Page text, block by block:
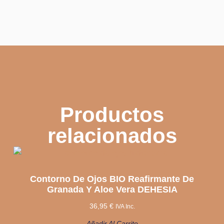
Productos
relacionados
Contorno De Ojos BIO Reafirmante De
Granada Y Aloe Vera DEHESIA
36,95 € IVA Inc.